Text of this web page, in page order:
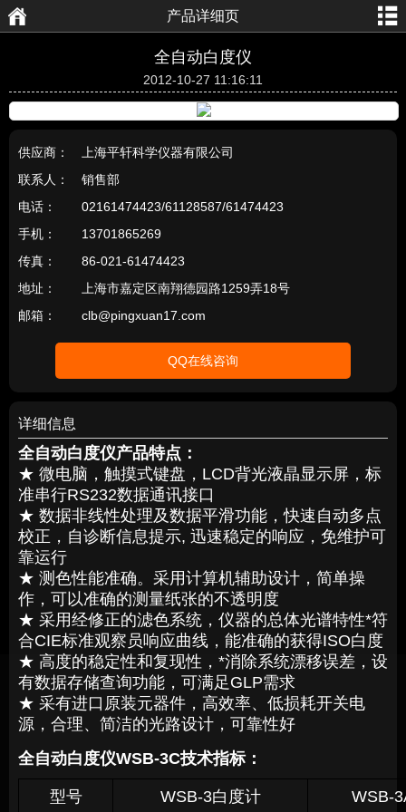
产品详细页
全自动白度仪
2012-10-27 11:16:11
供应商：
上海平轩科学仪器有限公司
联系人：
销售部
电话：
02161474423/61128587/61474423
手机：
13701865269
传真：
86-021-61474423
地址：
上海市嘉定区南翔德园路1259弄18号
邮箱：
clb@pingxuan17.com
QQ在线咨询
详细信息
全自动白度仪产品特点：
★ 微电脑，触摸式键盘，LCD背光液晶显示屏，标
准串行RS232数据通讯接口
★ 数据非线性处理及数据平滑功能，快速自动多点
校正，自诊断信息提示, 迅速稳定的响应，免维护可
靠运行
★ 测色性能准确。采用计算机辅助设计，简单操
作，可以准确的测量纸张的不透明度
★ 采用经修正的滤色系统，仪器的总体光谱特性*符
合CIE标准观察员响应曲线，能准确的获得ISO白度
★ 高度的稳定性和复现性，*消除系统漂移误差，设
有数据存储查询功能，可满足GLP需求
★ 采有进口原装元器件，高效率、低损耗开关电
源，合理、简洁的光路设计，可靠性好
全自动白度仪WSB-3C技术指标：
型号 WSB-3白度计 WSB-